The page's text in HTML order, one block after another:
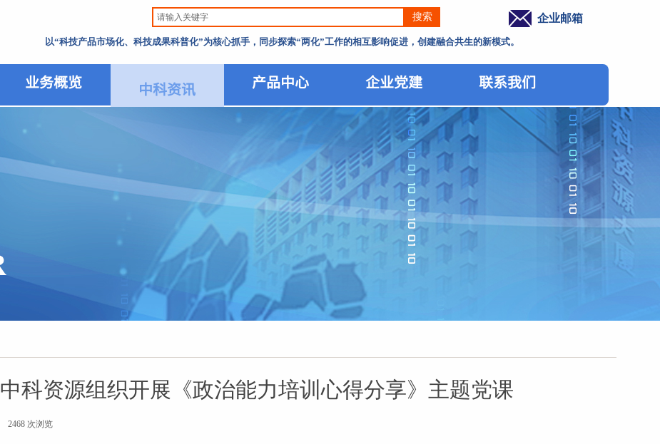
搜索 企业邮箱
以“科技产品市场化、科技成果科普化”为核心抓手，同步探索“两化”工作的相互影响促进，创建融合共生的新模式。
业务概览 中科资讯 产品中心 企业党建 联系我们
中科资源组织开展《政治能力培训心得分享》主题党课
2468 次浏览